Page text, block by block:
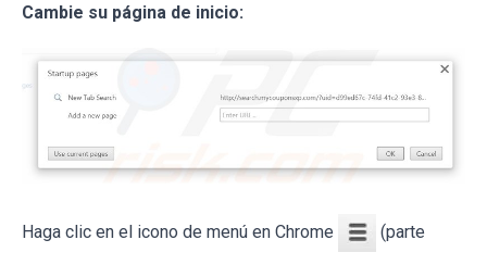
Cambie su página de inicio:
Haga clic en el icono de menú en Chrome (parte